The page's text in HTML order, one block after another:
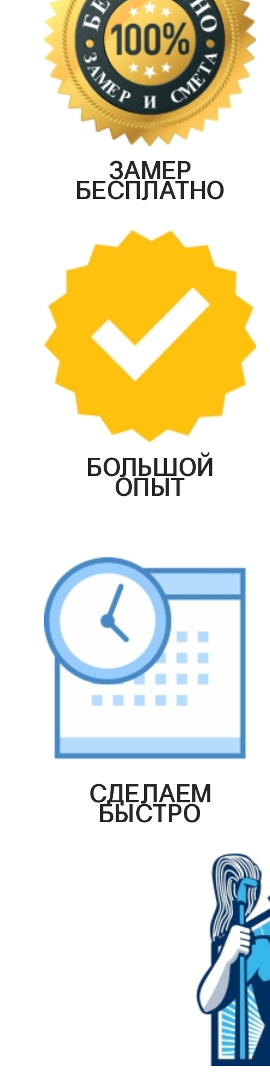
ЗАМЕР
БЕСПЛАТНО
БОЛЬШОЙ
ОПЫТ
СДЕЛАЕМ
БЫСТРО